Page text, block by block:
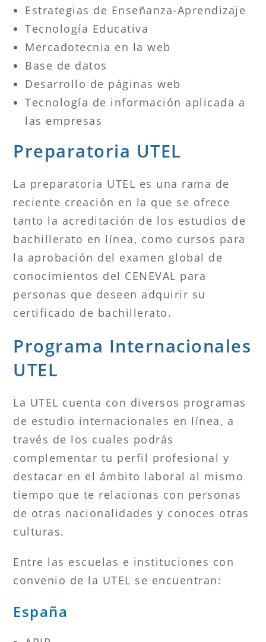
Estrategias de Enseñanza-Aprendizaje
Tecnología Educativa
Mercadotecnia en la web
Base de datos
Desarrollo de páginas web
Tecnología de información aplicada a
las empresas
Preparatoria UTEL
La preparatoria UTEL es una rama de
reciente creación en la que se ofrece
tanto la acreditación de los estudios de
bachillerato en línea, como cursos para
la aprobación del examen global de
conocimientos del CENEVAL para
personas que deseen adquirir su
certificado de bachillerato.
Programa Internacionales
UTEL
La UTEL cuenta con diversos programas
de estudio internacionales en línea, a
través de los cuales podrás
complementar tu perfil profesional y
destacar en el ámbito laboral al mismo
tiempo que te relacionas con personas
de otras nacionalidades y conoces otras
culturas.
Entre las escuelas e instituciones con
convenio de la UTEL se encuentran:
España